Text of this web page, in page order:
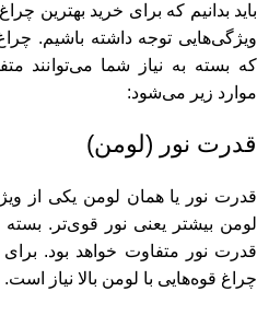
ویژگی‌هایی توجه داشته باشیم.
که بسته به نیاز شما می‌توانند
موارد زیر می‌شود:
قدرت نور (لومن)
قدرت نور یا همان لومن یکی از
لومن بیشتر یعنی نور قوی‌تر.
قدرت نور متفاوت خواهد بود.
چراغ قوه‌هایی با لومن بالا نیاز است.